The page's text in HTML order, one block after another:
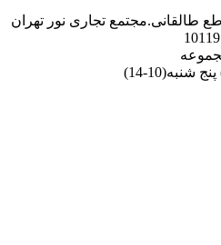
طالقانی.مجتمع تجاری نور تهران